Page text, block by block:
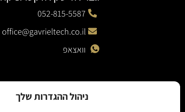
ניהול ההגדרות שלך
052-815-5587
office@gavrieltech.co.il
וואצאפ